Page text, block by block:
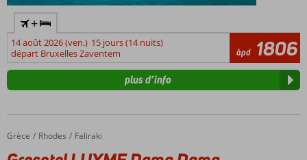
+
14 août 2026 (ven.) 15 jours (14 nuits)
départ Bruxelles Zaventem
àpd 1806
plus d’info
Accueil
Grèce Rhodes Faliraki
Grecotel LUXME Dama Dama